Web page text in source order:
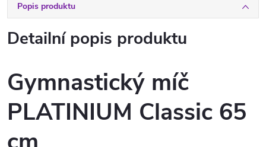
Popis produktu
Detailní popis produktu
Gymnastický míč
PLATINIUM Classic 65